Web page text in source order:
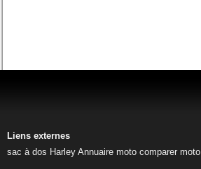
Liens externes
sac à dos Harley Annuaire moto comparer moto